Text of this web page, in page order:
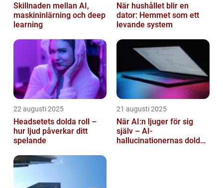
Skillnaden mellan AI,
maskininlärning och deep
learning
När hushållet blir en
dator: Hemmet som ett
levande system
22 augusti 2025
Headsetets dolda roll –
hur ljud påverkar ditt
spelande
21 augusti 2025
När AI:n ljuger för sig
själv – AI-
hallucinationernas dolda